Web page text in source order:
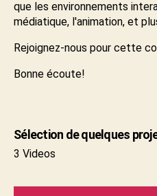
que les environnements
médiatique, l'animation, et
Rejoignez-nous pour cette
Bonne écoute!
Sélection de quelques
3 Videos